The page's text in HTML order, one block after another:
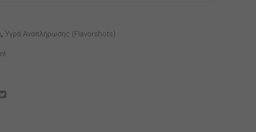
, Υγρά Αναπλήρωσης (flavorshots)